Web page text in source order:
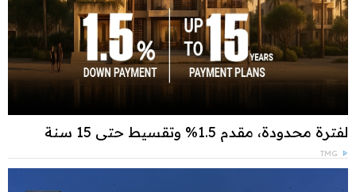
لفترة محدودة، مقدم 1.5% وتقسيط حتى 15 سنة
TMG